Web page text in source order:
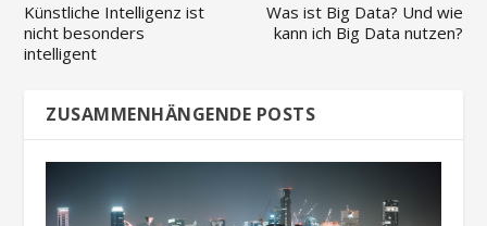
Künstliche Intelligenz ist
nicht besonders
intelligent
Was ist Big Data? Und wie
kann ich Big Data nutzen?
ZUSAMMENHÄNGENDE POSTS